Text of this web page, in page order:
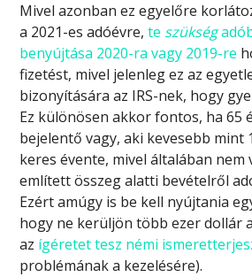
Mivel azonban ez egyelőre
a 2021-es adóévre,te szükség
benyújtása 2020-ra vagy 2019-re
fizetést, mivel jelenleg ez az
bizonyítására az IRS-nek, hogy
Ez különösen akkor fontos, ha 65
bejelentő vagy, aki kevesebb mint
keres évente, mivel általában nem
említett összeg alatti bevételről
Ezért amúgy is be kell nyújtania
hogy ne kerüljön több ezer dollár
az ígéretet tesz némi
problémának a kezelésére).